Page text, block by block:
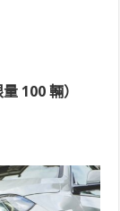
100 輛）